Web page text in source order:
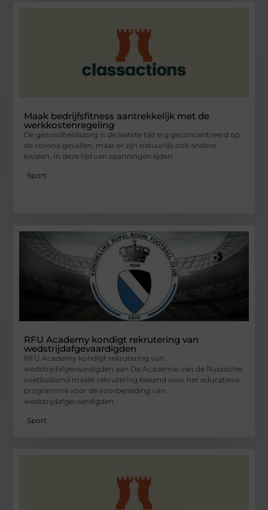
Maak bedrijfsfitness aantrekkelijk met de
werkkostenregeling
De gezondheidszorg is de laatste tijd erg geconcentreerd op
de corona gevallen, maar er zijn natuurlijk ook andere
kwalen. In deze tijd van spanningen lijden
Sport
RFU Academy kondigt rekrutering van
wedstrijdafgevaardigden
RFU Academy kondigt rekrutering van
wedstrijdafgevaardigden aan De Academie van de Russische
voetbalbond maakt rekrutering bekend voor het educatieve
programma voor de voorbereiding van
wedstrijdafgevaardigden.
Sport